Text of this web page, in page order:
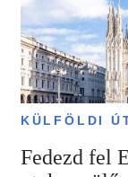
KÜLFÖLDI
Fedezd fel